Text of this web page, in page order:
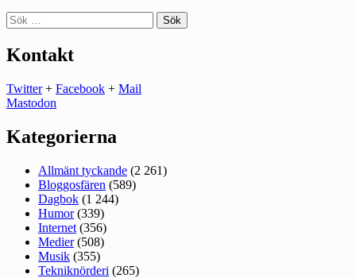
Sök
efter:
Kontakt
Twitter+ Facebook + Mail
Mastodon
Kategorierna
Allmänt tyckande (2 261)
Bloggosfären (589)
Dagbok (1 244)
Humor(339)
Internet (356)
Medier(508)
Musik (355)
Tekniknörderi (265)